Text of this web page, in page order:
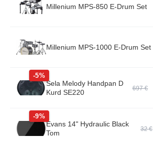
Millenium MPS-850 E-Drum Set
Millenium MPS-1000 E-Drum Set
-5%
Sela Melody Handpan D
Kurd SE220
697 €
-9%
Evans 14" Hydraulic Black
Tom
32 €